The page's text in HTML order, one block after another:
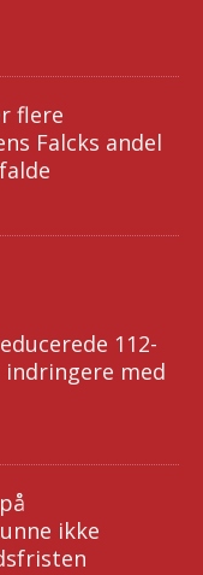
flere
Falcks andel
112-
med
ikke